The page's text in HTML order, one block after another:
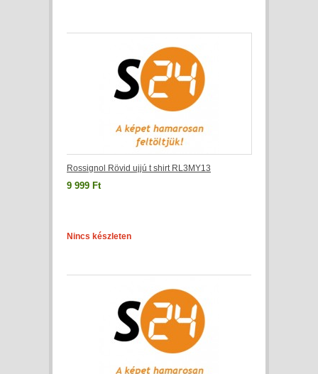
Rossignol Rövid ujjú t shirt RL3MY13
9 999 Ft
Nincs készleten